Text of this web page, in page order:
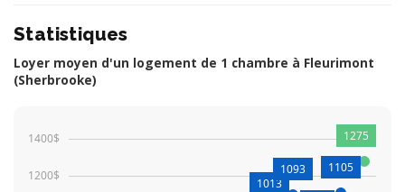
Statistiques
Loyer moyen d'un logement de 1 chambre à Fleurimont
(Sherbrooke)
1200$
1400$
1013
1093 1105
1275